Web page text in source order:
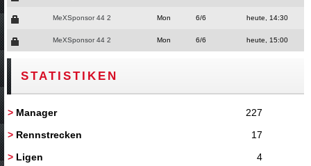
MeXSponsor 44 2 Mon 6/6 heute, 14:30
MeXSponsor 44 2 Mon 6/6 heute, 15:00
STATISTIKEN
> Manager
227
> Rennstrecken
17
> Ligen
4